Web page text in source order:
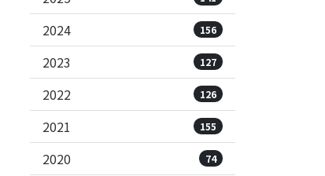
2024 156
2023 127
2022 126
2021 155
2020 74